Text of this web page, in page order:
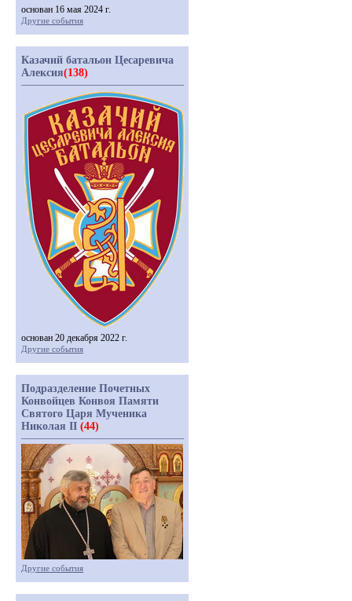
основан 16 мая 2024 г.
Другие события
Казачий батальон Цесаревича
Алексия(138)
основан 20 декабря 2022 г.
Другие события
Подразделение Почетных
Конвойцев Конвоя Памяти
Святого Царя Мученика
Николая II (44)
Другие события